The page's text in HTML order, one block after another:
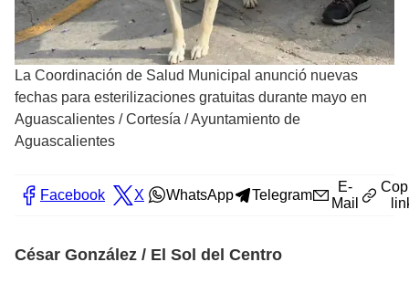
La Coordinación de Salud Municipal anunció nuevas
fechas para esterilizaciones gratuitas durante mayo en
Aguascalientes /Cortesía / Ayuntamiento de
Aguascalientes
Facebook X WhatsApp Telegram
E-
Mail
César González / El Sol del Centro